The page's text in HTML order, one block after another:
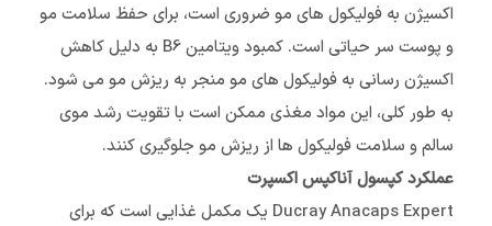
اکسیژن به فولیکول های مو ضروری است، برای حفظ سلامت مو
و پوست سر حیاتی است. کمبود ویتامین B6 به دلیل کاهش
اکسیژن رسانی به فولیکول های مو منجر به ریزش مو می شود.
به طور کلی، این مواد مغذی ممکن است با تقویت رشد موی
سالم و سلامت فولیکول ها از ریزش مو جلوگیری کنند.
عملکرد کپسول آناکپس اکسپرت
Ducray Anacaps Expert یک مکمل غذایی است که برای